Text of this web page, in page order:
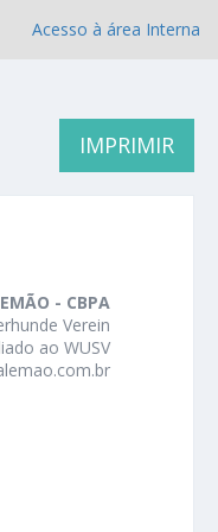
Acesso à área Interna
IMPRIMIR
- CBPA
Verein
ao WUSV